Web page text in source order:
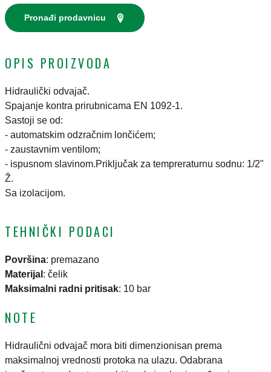
Pronađi prodavnicu
OPIS PROIZVODA
Hidraulički odvajač.
Spajanje kontra prirubnicama EN 1092-1.
Sastoji se od:
- automatskim odzračnim lončićem;
- zaustavnim ventilom;
- ispusnom slavinom.Priključak za tempreraturnu sodnu: 1/2"
Ž.
Sa izolacijom.
TEHNIČKI PODACI
Površina: premazano
Materijal : čelik
Maksimalni radni pritisak: 10 bar
NOTE
Hidraulični odvajač mora biti dimenzionisan prema
maksimalnoj vrednosti protoka na ulazu. Odabrana